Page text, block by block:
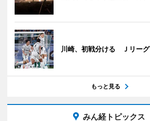
川崎、初戦分ける Ｊリーグ
もっと見る
みん経トピックス